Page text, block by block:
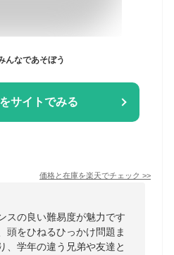
んなであそぼう
サイトでみる
価格と在庫を楽天でチェック >>
スの良い難易度が魅力です
頭をひねるひっかけ問題ま
、学年の違う兄弟や友達と